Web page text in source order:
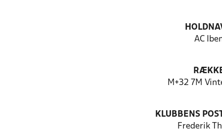
AC
M+32 7M
KLUBBENS
Frederik